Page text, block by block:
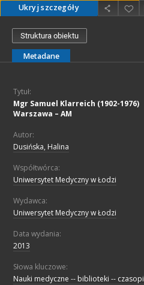
Ukryj szczegóły
Struktura obiektu
Metadane
Tytuł:
Mgr Samuel Klarreich (1902-1976)
Warszawa – AM
Autor:
Dusińska, Halina
Współtwórca:
Uniwersytet Medyczny w Łodzi
Wydawca:
Uniwersytet Medyczny w Łodzi
Data wydania:
2013
Słowa kluczowe:
Nauki medyczne -- biblioteki --